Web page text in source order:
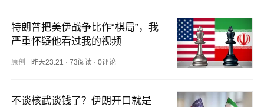
特朗普把美伊战争比作“棋局”，我
严重怀疑他看过我的视频
原创 昨天23:21 · 73阅读· 0评论
不谈核武谈钱了？伊朗开口就是